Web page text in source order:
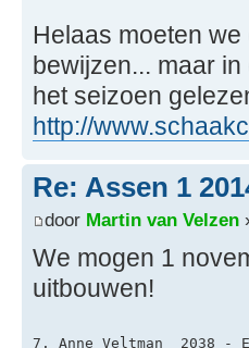
Helaas moeten
bewijzen... maar
het seizoen
http://
Re: Assen 1
door Martin van Velzen
We mogen 1
uitbouwen!
7. Anne Veltman  2038 -